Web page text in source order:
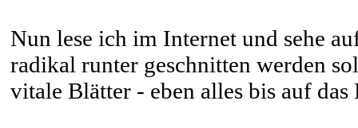
Nun lese ich im Internet und sehe
radikal runter geschnitten werden
vitale Blätter - eben alles bis auf das